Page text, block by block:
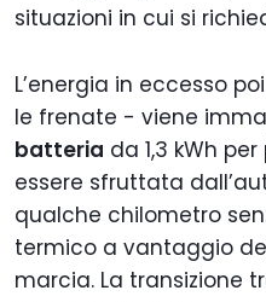
situazioni in cui si
L’energia in eccesso
le frenate - viene
batteria da 1,3 kWh
essere sfruttata
qualche chilometro
termico a vantaggio
marcia. La transizione